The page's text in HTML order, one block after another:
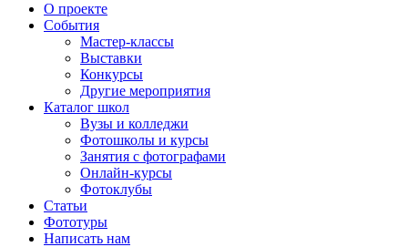
О проекте
События
Мастер-классы
Выставки
Конкурсы
Другие мероприятия
Каталог школ
Вузы и колледжи
Фотошколы и курсы
Занятия с фотографами
Онлайн-курсы
Фотоклубы
Статьи
Фототуры
Написать нам